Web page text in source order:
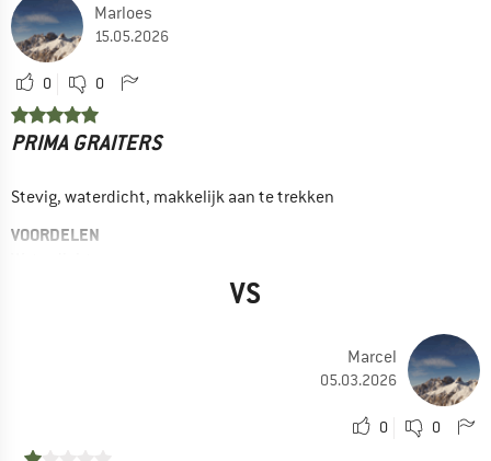
Marloes
15.05.2026
0 0
PRIMA GRAITERS
Stevig, waterdicht, makkelijk aan te trekken
VOORDELEN
Ja, ik zou het product aan een vriend aanraden
VS
Marcel
05.03.2026
0 0